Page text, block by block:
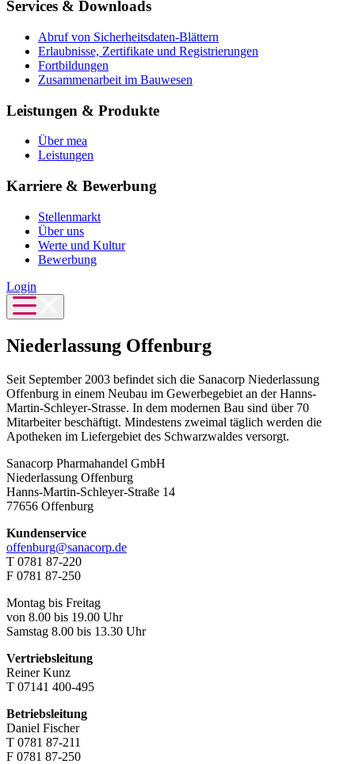
Services & Downloads
Abruf von Sicherheitsdaten-Blättern
Erlaubnisse, Zertifikate und Registrierungen
Fortbildungen
Zusammenarbeit im Bauwesen
Leistungen & Produkte
Über mea
Leistungen
Karriere & Bewerbung
Stellenmarkt
Über uns
Werte und Kultur
Bewerbung
Login
Niederlassung Offenburg
Seit September 2003 befindet sich die Sanacorp Niederlassung
Offenburg in einem Neubau im Gewerbegebiet an der Hanns-
Martin-Schleyer-Strasse. In dem modernen Bau sind über 70
Mitarbeiter beschäftigt. Mindestens zweimal täglich werden die
Apotheken im Liefergebiet des Schwarzwaldes versorgt.
Sanacorp Pharmahandel GmbH
Niederlassung Offenburg
Hanns-Martin-Schleyer-Straße 14
77656 Offenburg
Kundenservice
offenburg@sanacorp.de
T 0781 87-220
F 0781 87-250
Montag bis Freitag
von 8.00 bis 19.00 Uhr
Samstag 8.00 bis 13.30 Uhr
Vertriebsleitung
Reiner Kunz
T 07141 400-495
Betriebsleitung
Daniel Fischer
T 0781 87-211
F 0781 87-250